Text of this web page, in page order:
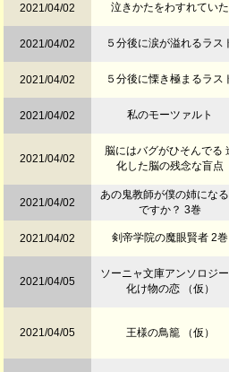
2021/04/02 泣きかたをわすれていた
2021/04/02 ５分後に涙が溢れるラス
2021/04/02 ５分後に慄き極まるラス
2021/04/02 私のモーツァルト
2021/04/02
脳にはバグがひそんでる
化した脳の残念な盲点
2021/04/02
あの鬼教師が僕の姉にな
ですか？ 3巻
2021/04/02 剣帝学院の魔眼賢者 2巻
2021/04/05
ソーニャ文庫アンソロ
化け物の恋 （仮）
2021/04/05 王様の鳥籠 （仮）